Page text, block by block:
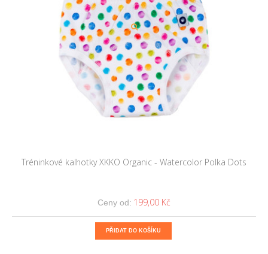
Tréninkové kalhotky XKKO Organic - Watercolor Polka Dots
Ceny od: 199,00 Kč
PŘIDAT DO KOŠÍKU